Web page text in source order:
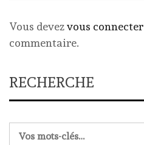
Vous devezvous connecter
commentaire.
RECHERCHE